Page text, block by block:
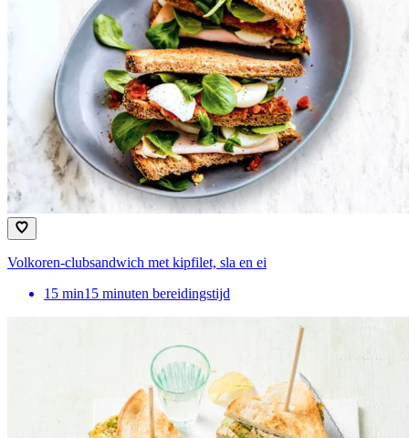
Volkoren-clubsandwich met kipfilet, sla en ei
15 min15 minuten bereidingstijd